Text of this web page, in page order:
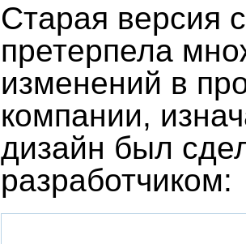
Старая версия
претерпела
изменений в
компании,
дизайн был
разработчиком: